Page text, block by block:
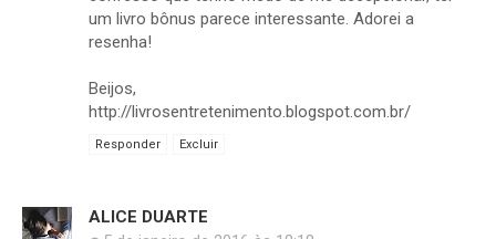
um livro bônus parece interessante. Adorei a
resenha!
Beijos,
http://livrosentretenimento.blogspot.com.br/
Responder Excluir
ALICE DUARTE